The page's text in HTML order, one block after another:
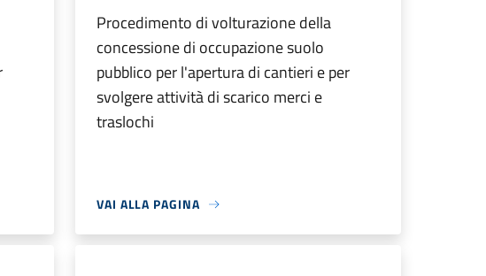
Procedimento di volturazione della
concessione di occupazione suolo
pubblico per l'apertura di cantieri e per
svolgere attività di scarico merci e
traslochi
VAI ALLA PAGINA